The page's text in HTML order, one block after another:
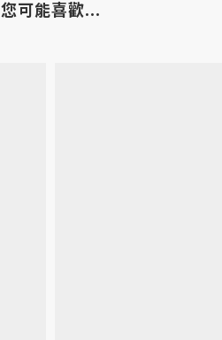
您可能喜歡...